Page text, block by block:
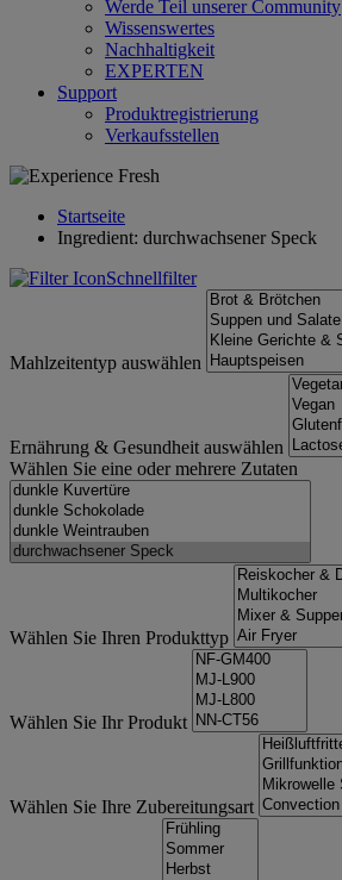
Werde Teil unserer Community
Wissenswertes
Nachhaltigkeit
EXPERTEN
Support
Produktregistrierung
Verkaufsstellen
Startseite
Ingredient: durchwachsener Speck
Schnellfilter
Mahlzeitentyp auswählen
Ernährung & Gesundheit auswählen
Wählen Sie eine oder mehrere Zutaten
Wählen Sie Ihren Produkttyp
Wählen Sie Ihr Produkt
Wählen Sie Ihre Zubereitungsart